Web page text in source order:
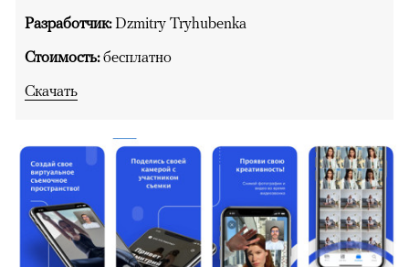
Разработчик:Dzmitry Tryhubenka
Стоимость:бесплатно
Скачать